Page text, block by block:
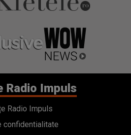
Radio Impuls
Radio Impuls
confidentialitate